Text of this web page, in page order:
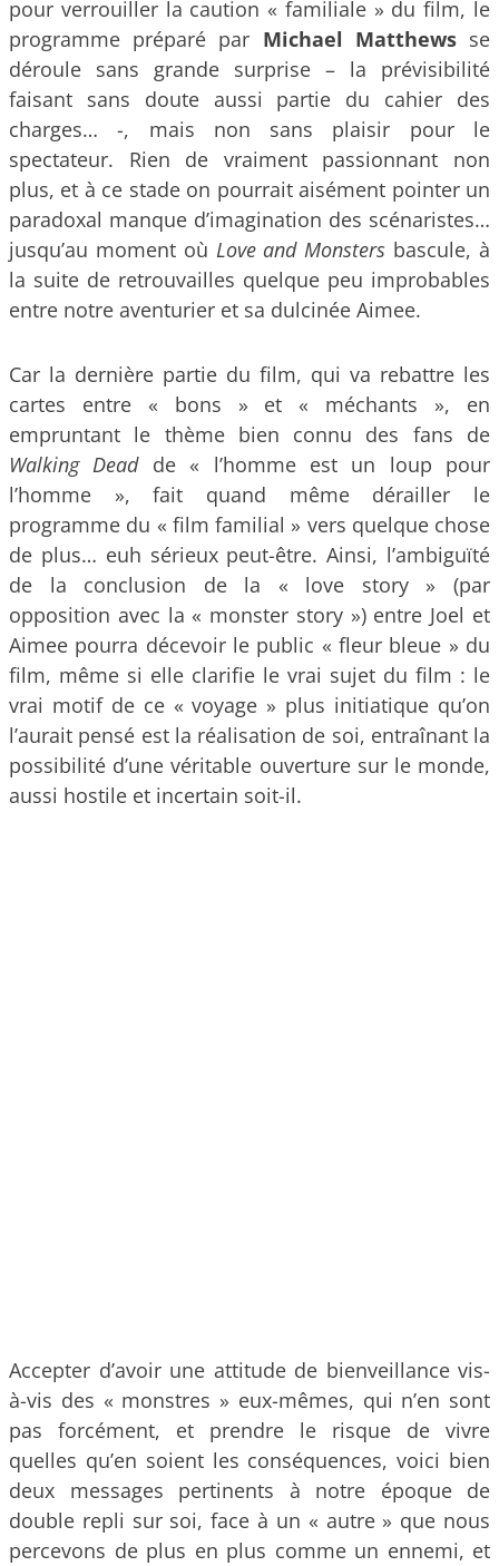
pour verrouiller la caution « familiale » du film, le
programme préparé par Michael Matthewsse
déroule sans grande surprise – la prévisibilité
faisant sans doute aussi partie du cahier des
charges… -, mais non sans plaisir pour le
spectateur. Rien de vraiment passionnant non
plus, et à ce stade on pourrait aisément pointer un
paradoxal manque d’imagination des scénaristes…
jusqu’au moment où Love and Monsters bascule, à
la suite de retrouvailles quelque peu improbables
entre notre aventurier et sa dulcinée Aimee.
Car la dernière partie du film, qui va rebattre les
cartes entre « bons » et « méchants », en
empruntant le thème bien connu des fans de
Walking Deadde « l’homme est un loup pour
l’homme », fait quand même dérailler le
programme du « film familial » vers quelque chose
de plus… euh sérieux peut-être. Ainsi, l’ambiguïté
de la conclusion de la « love story » (par
opposition avec la « monster story ») entre Joel et
Aimee pourra décevoir le public « fleur bleue » du
film, même si elle clarifie le vrai sujet du film : le
vrai motif de ce « voyage » plus initiatique qu’on
l’aurait pensé est la réalisation de soi, entraînant la
possibilité d’une véritable ouverture sur le monde,
aussi hostile et incertain soit-il.
Accepter d’avoir une attitude de bienveillance vis-
à-vis des « monstres » eux-mêmes, qui n’en sont
pas forcément, et prendre le risque de vivre
quelles qu’en soient les conséquences, voici bien
deux messages pertinents à notre époque de
double repli sur soi, face à un « autre » que nous
percevons de plus en plus comme un ennemi, et